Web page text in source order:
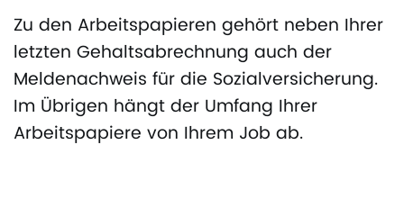
Zu den Arbeitspapieren gehört neben Ihrer
letzten Gehaltsabrechnung auch der
Meldenachweis für die Sozialversicherung.
Im Übrigen hängt der Umfang Ihrer
Arbeitspapiere von Ihrem Job ab.